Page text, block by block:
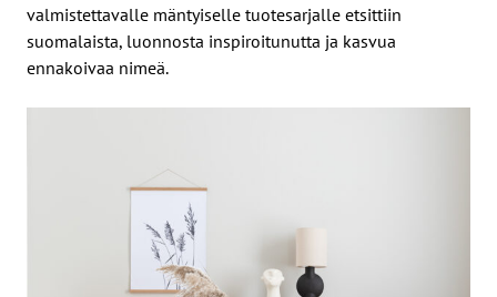
valmistettavalle mäntyiselle tuotesarjalle etsittiin
suomalaista, luonnosta inspiroitunutta ja kasvua
ennakoivaa nimeä.